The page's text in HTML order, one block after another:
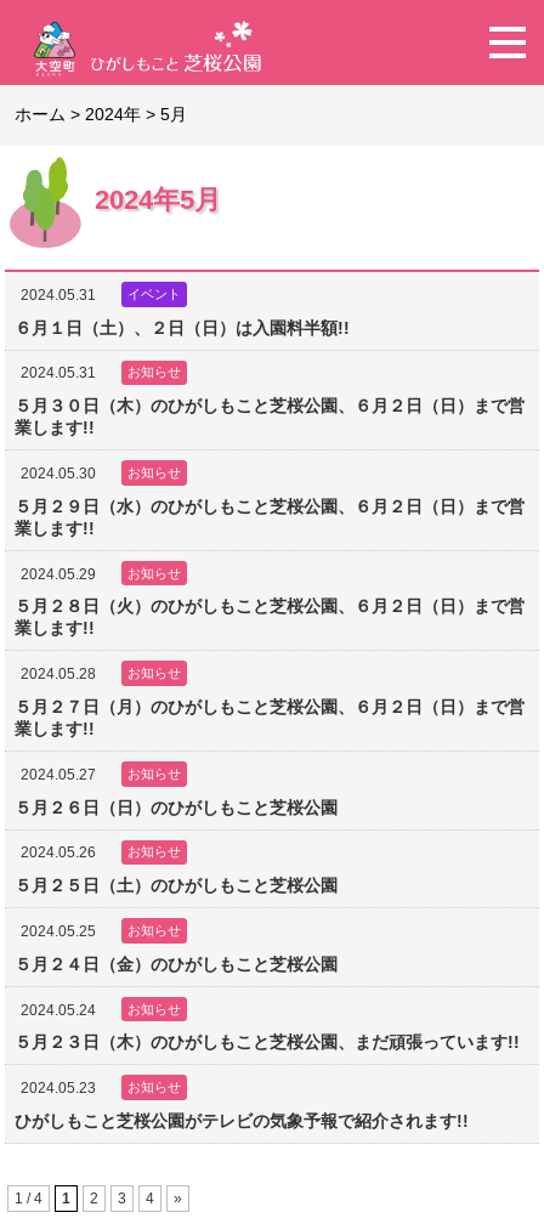
ホーム >2024年 >5月
2024年5月
2024.05.31 イベント
６月１日（土）、２日（日）は入園料半額!!
2024.05.31 お知らせ
５月３０日（木）のひがしもこと芝桜公園、６月２日（日）まで営
業します!!
2024.05.30 お知らせ
５月２９日（水）のひがしもこと芝桜公園、６月２日（日）まで営
業します!!
2024.05.29 お知らせ
５月２８日（火）のひがしもこと芝桜公園、６月２日（日）まで営
業します!!
2024.05.28 お知らせ
５月２７日（月）のひがしもこと芝桜公園、６月２日（日）まで営
業します!!
2024.05.27 お知らせ
５月２６日（日）のひがしもこと芝桜公園
2024.05.26 お知らせ
５月２５日（土）のひがしもこと芝桜公園
2024.05.25 お知らせ
５月２４日（金）のひがしもこと芝桜公園
2024.05.24 お知らせ
５月２３日（木）のひがしもこと芝桜公園、まだ頑張っています!!
2024.05.23 お知らせ
ひがしもこと芝桜公園がテレビの気象予報で紹介されます!!
1 / 4 1 2 3 4 »